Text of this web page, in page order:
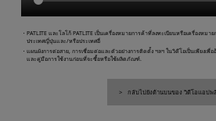
・PATLITE และโลโก้ PATLITE เป็นเครื่องหมายการค้าที่ลงทะเบียนหรือเครื่องหมาย
ประเทศญี่ปุ่นและ/หรือประเทศอื่
・แผนผังการต่อสาย, การเชื่อมต่อและตัวอย่างการติดตั้ง ฯลฯ ในวิดีโอเป็นเพียงเพื่
และคู่มือการใช้งานก่อนที่จะซื้อหรือใช้ผลิตภัณฑ์.
กลับไปยังด้านบนของ วิดีโอแอปพ